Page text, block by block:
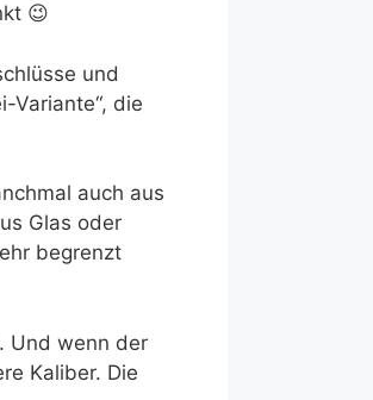
😉
und
Variante“, die
auch aus
Glas oder
begrenzt
Und wenn der
Kaliber. Die